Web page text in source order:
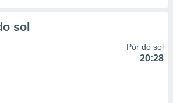
sol
Pôr do sol
20:28